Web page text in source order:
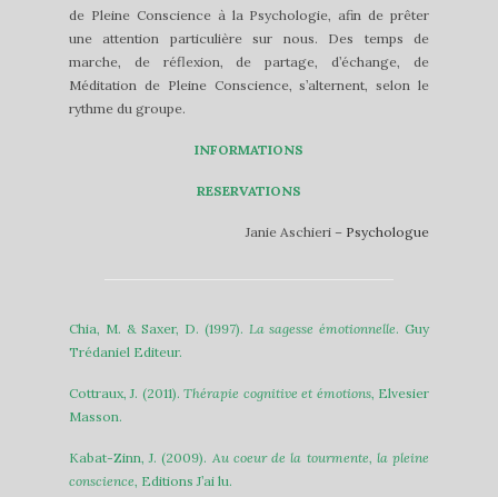
de Pleine Conscience à la Psychologie, afin de prêter
une attention particulière sur nous. Des temps de
marche, de réflexion, de partage, d’échange, de
Méditation de Pleine Conscience, s’alternent, selon le
rythme du groupe.
INFORMATIONS
RESERVATIONS
Janie Aschieri – Psychologue
Chia, M. & Saxer, D. (1997). La sagesse émotionnelle. Guy
Trédaniel Editeur.
Cottraux, J. (2011).Thérapie cognitive et émotions, Elvesier
Masson.
Kabat-Zinn, J. (2009). Au coeur de la tourmente, la pleine
conscience , Editions J’ai lu.